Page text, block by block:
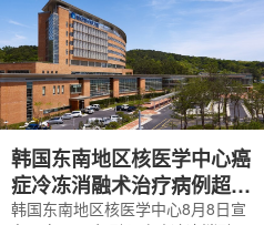
韩国东南地区核医学中心癌
症冷冻消融术治疗病例超过
100例
韩国东南地区核医学中心8月8日宣